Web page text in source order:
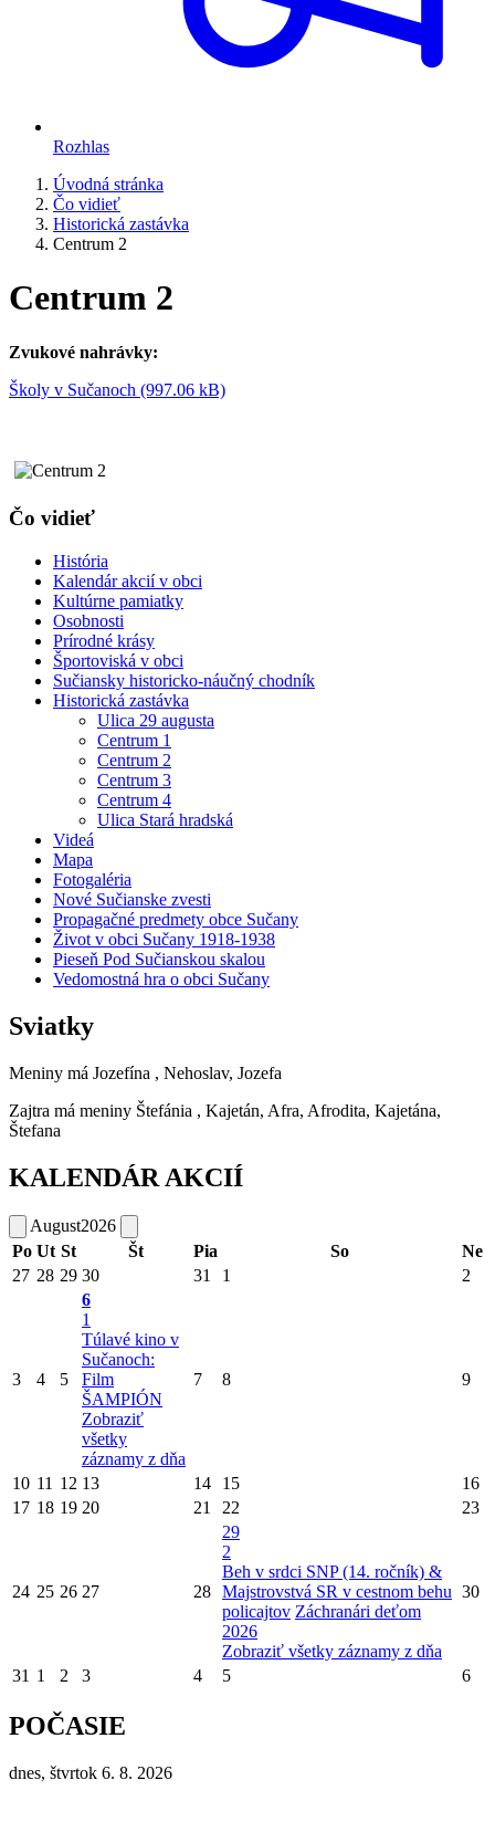
Rozhlas
Úvodná stránka
Čo vidieť
Historická zastávka
Centrum 2
Centrum 2
Zvukové nahrávky:
Školy v Sučanoch (997.06 kB)
Čo vidieť
História
Kalendár akcií v obci
Kultúrne pamiatky
Osobnosti
Prírodné krásy
Športoviská v obci
Sučiansky historicko-náučný chodník
Historická zastávka
Ulica 29 augusta
Centrum 1
Centrum 2
Centrum 3
Centrum 4
Ulica Stará hradská
Videá
Mapa
Fotogaléria
Nové Sučianske zvesti
Propagačné predmety obce Sučany
Život v obci Sučany 1918-1938
Pieseň Pod Sučianskou skalou
Vedomostná hra o obci Sučany
Sviatky
Meniny má Jozefína , Nehoslav, Jozefa
Zajtra má meniny Štefánia , Kajetán, Afra, Afrodita, Kajetána,
Štefana
KALENDÁR AKCIÍ
August2026
Po Ut St Št Pia So
Ne
27 28 29 30 31 1 2
3 4 5
6
1
Túlavé kino v
Sučanoch:
Film
ŠAMPIÓN
Zobraziť
všetky
záznamy z dňa
7 8 9
10 11 12 13 14 15
16
17 18 19 20 21 22 23
24 25 26 27 28
29
2
Beh v srdci SNP (14. ročník) &
Majstrovstvá SR v cestnom behu
policajtov Záchranári deťom
2026
Zobraziť všetky záznamy z dňa
30
31 1 2 3 4 5 6
POČASIE
dnes, štvrtok 6. 8. 2026